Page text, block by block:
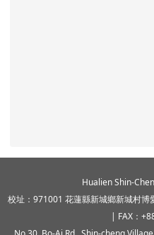
Hualien Shin-
校址：971001 花蓮縣新城鄉新城村博
| FAX：